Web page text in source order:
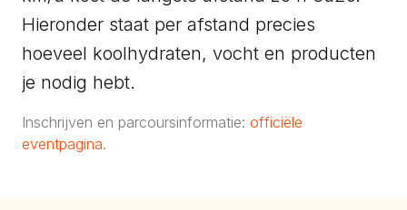
Hieronder staat per afstand precies
hoeveel koolhydraten, vocht en producten
je nodig hebt.
Inschrijven en parcoursinformatie: officiële
eventpagina.